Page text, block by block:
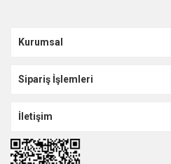
Kurumsal
Sipariş İşlemleri
İletişim